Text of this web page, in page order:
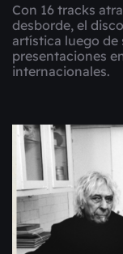
Con 16 tracks
desborde, el
artística luego de
presentaciones
internacionales.